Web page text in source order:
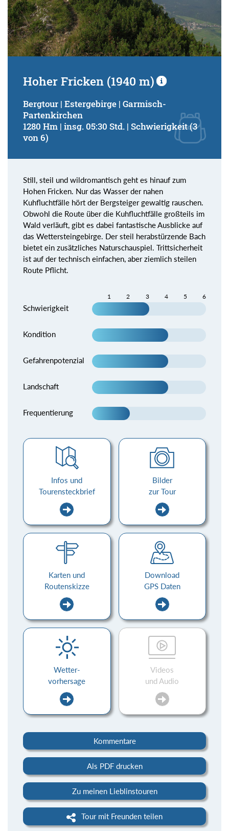
Hoher Fricken (1940 m)
Bergtour | Estergebirge | Garmisch-
Partenkirchen
1280 Hm | insg. 05:30 Std. | Schwierigkeit (3
von 6)
Still, steil und wildromantisch geht es hinauf zum
Hohen Fricken. Nur das Wasser der nahen
Kuhfluchtfälle hört der Bergsteiger gewaltig rauschen.
Obwohl die Route über die Kuhfluchtfälle großteils im
Wald verläuft, gibt es dabei fantastische Ausblicke auf
das Wettersteingebirge. Der steil herabstürzende Bach
bietet ein zusätzliches Naturschauspiel. Trittsicherheit
ist auf der technisch einfachen, aber ziemlich steilen
Route Pflicht.
1 2 3 4 5 6
Schwierigkeit
Kondition
Gefahrenpotenzial
Landschaft
Frequentierung
Infos und
Tourensteckbrief
Bilder
zur Tour
Karten und
Routenskizze
Download
GPS Daten
Wetter-
vorhersage
Videos
und Audio
Kommentare
Als PDF drucken
Zu meinen Lieblinstouren
Tour mit Freunden teilen